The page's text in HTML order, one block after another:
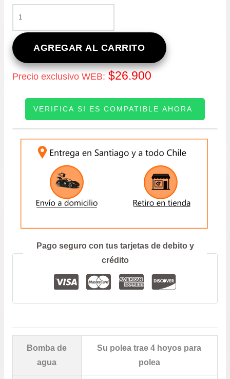
DE
AGUA
PARA
HYUNDAI
NEW
H1
GRAND
STAREX
AGREGAR AL CARRITO
Precio exclusivo WEB: $26.900
VERIFICA SI ES COMPATIBLE AHORA
Pago seguro con tus tarjetas de debito y
crédito
Bomba de
agua
Su polea trae 4 hoyos para
polea